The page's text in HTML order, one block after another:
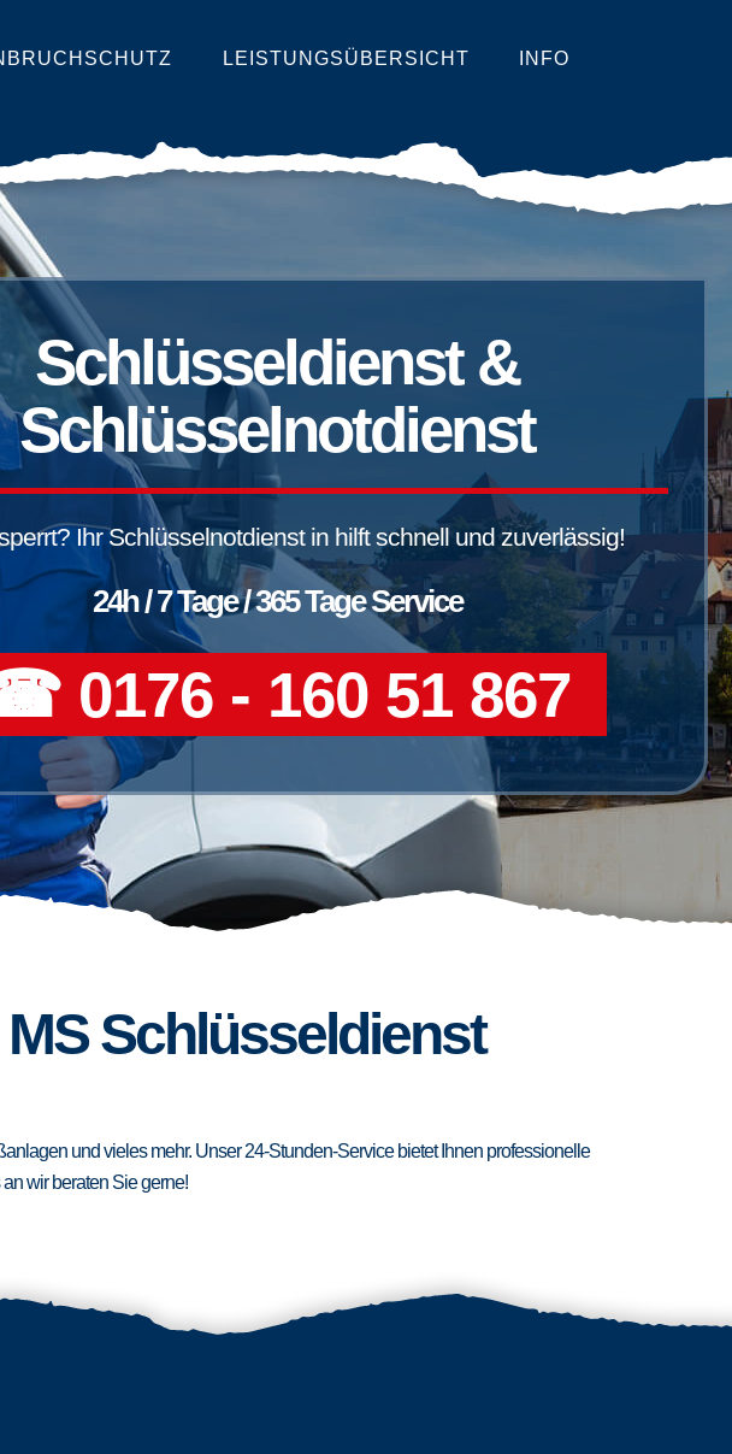
LEISTUNGSÜBERSICHT INFO
Schlüsseldienst &
Schlüsselnotdienst
Ihr Schlüsselnotdienst in hilft schnell und zuverlässig!
24h / 7 Tage / 365 Tage Service
0176 - 160 51 867
Schlüsseldienst
und vieles mehr. Unser 24-Stunden-Service bietet Ihnen professionelle
wir beraten Sie gerne!